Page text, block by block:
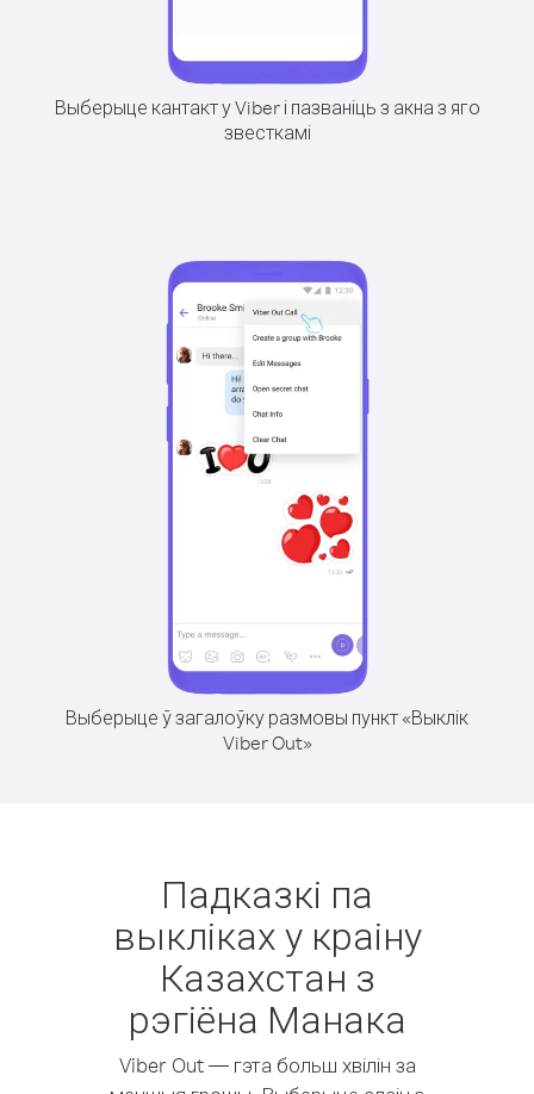
Выберыце кантакт у Viber і пазваніць з акна з яго
звесткамі
Выберыце ў загалоўку размовы пункт «Выклік
Viber Out»
Падказкі па
выкліках у краіну
Казахстан з
рэгіёна Манака
Viber Out — гэта больш хвілін за